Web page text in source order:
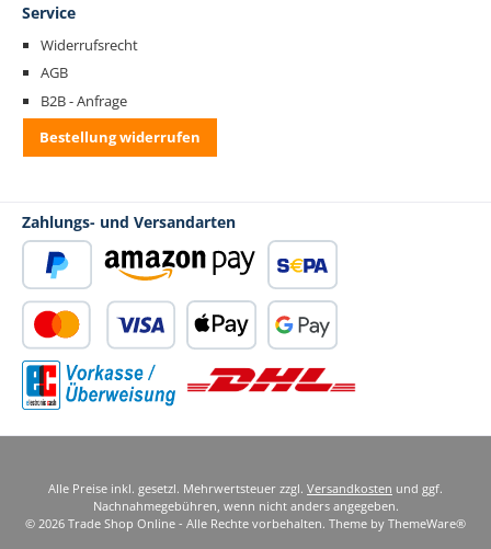
Service
Widerrufsrecht
AGB
B2B - Anfrage
Bestellung widerrufen
Zahlungs- und Versandarten
PayPal Amazon Pay
Kredit- oder Debitkarte
SEPA Lastschrift
Alle Preise inkl. gesetzl. Mehrwertsteuer zzgl. Versandkosten und ggf.
Nachnahmegebühren, wenn nicht anders angegeben.
© 2026 Trade Shop Online - Alle Rechte vorbehalten. Theme by ThemeWare®